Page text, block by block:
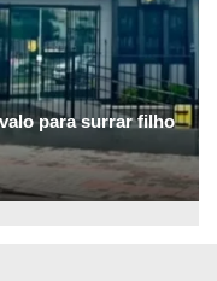
para surrar filho